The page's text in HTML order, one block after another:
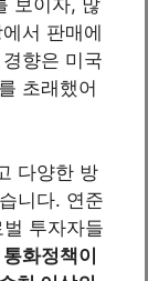
보이자, 많
서 판매에
향은 미국
초래했어
다양한 방
니다. 연준
투자자들
화정책이